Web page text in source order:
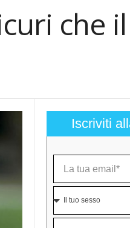
che il
Iscriviti